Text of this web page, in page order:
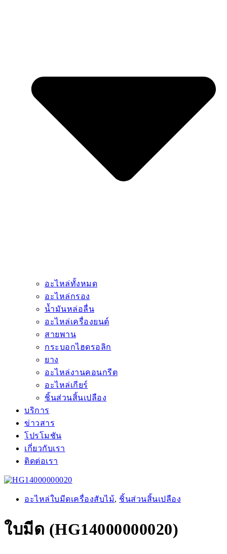
อะไหล่ทั้งหมด
อะไหล่กรอง
น้ำมันหล่อลื่น
อะไหล่เครื่องยนต์
สายพาน
กระบอกไฮดรอลิก
ยาง
อะไหล่งานคอนกรีต
อะไหล่เกียร์
ชิ้นส่วนสิ้นเปลือง
บริการ
ข่าวสาร
โปรโมชัน
เกี่ยวกับเรา
ติดต่อเรา
อะไหล่ใบมีดเครื่องสับไม้, ชิ้นส่วนสิ้นเปลือง
ใบมีด (HG14000000020)